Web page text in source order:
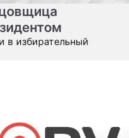
в избирательный